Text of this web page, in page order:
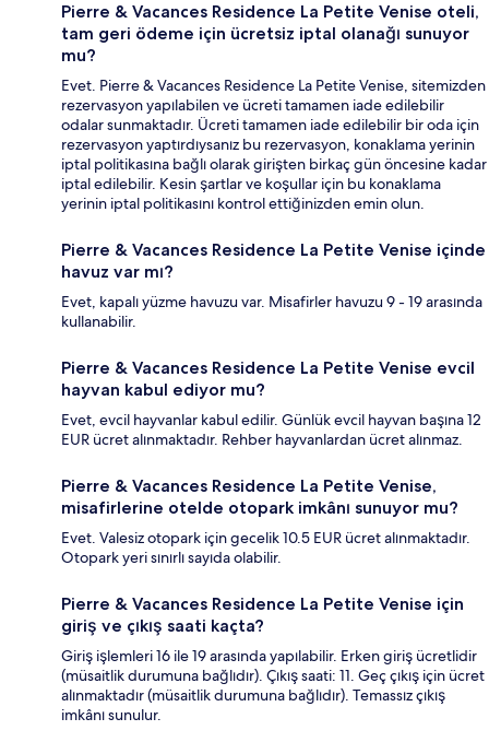
Pierre & Vacances Residence La Petite Venise oteli,
tam geri ödeme için ücretsiz iptal olanağı sunuyor
mu?
Evet. Pierre & Vacances Residence La Petite Venise, sitemizden
rezervasyon yapılabilen ve ücreti tamamen iade edilebilir
odalar sunmaktadır. Ücreti tamamen iade edilebilir bir oda için
rezervasyon yaptırdıysanız bu rezervasyon, konaklama yerinin
iptal politikasına bağlı olarak girişten birkaç gün öncesine kadar
iptal edilebilir. Kesin şartlar ve koşullar için bu konaklama
yerinin iptal politikasını kontrol ettiğinizden emin olun.
Pierre & Vacances Residence La Petite Venise içinde
havuz var mı?
Evet, kapalı yüzme havuzu var. Misafirler havuzu 9 - 19 arasında
kullanabilir.
Pierre & Vacances Residence La Petite Venise evcil
hayvan kabul ediyor mu?
Evet, evcil hayvanlar kabul edilir. Günlük evcil hayvan başına 12
EUR ücret alınmaktadır. Rehber hayvanlardan ücret alınmaz.
Pierre & Vacances Residence La Petite Venise,
misafirlerine otelde otopark imkânı sunuyor mu?
Evet. Valesiz otopark için gecelik 10.5 EUR ücret alınmaktadır.
Otopark yeri sınırlı sayıda olabilir.
Pierre & Vacances Residence La Petite Venise için
giriş ve çıkış saati kaçta?
Giriş işlemleri 16 ile 19 arasında yapılabilir. Erken giriş ücretlidir
(müsaitlik durumuna bağlıdır). Çıkış saati: 11. Geç çıkış için ücret
alınmaktadır (müsaitlik durumuna bağlıdır). Temassız çıkış
imkânı sunulur.